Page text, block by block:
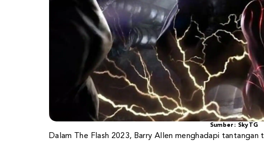
Sumber: SkyTG
Dalam The Flash 2023, Barry Allen menghadapi